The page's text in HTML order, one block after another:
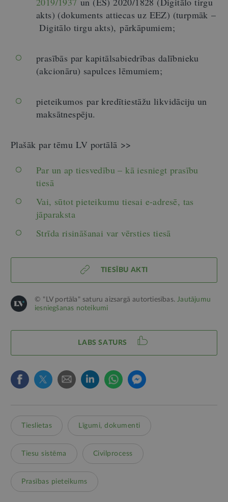
akts) (dokuments attiecas uz EEZ) (turpmāk–
Digitālo tirgu akts), pārkāpumiem;
prasībās par kapitālsabiedrības dalībnieku
(akcionāru) sapulces lēmumiem;
pieteikumos par kredītiestāžu likvidāciju un
maksātnespēju.
Plašāk par tēmu LV portālā >>
Par un ap tiesvedību – kā iesniegt prasību
tiesā
Vai, sūtot pieteikumu tiesai e-adresē, tas
jāparaksta
Strīda risināšanai var vērsties tiesā
TIESĪBU AKTI
© "LV portāla" saturu aizsargā autortiesības.Jautājumu
iesniegšanas noteikumi
LABS SATURS
Tieslietas Līgumi, dokumenti
Tiesu sistēma Civilprocess
Prasības pieteikums